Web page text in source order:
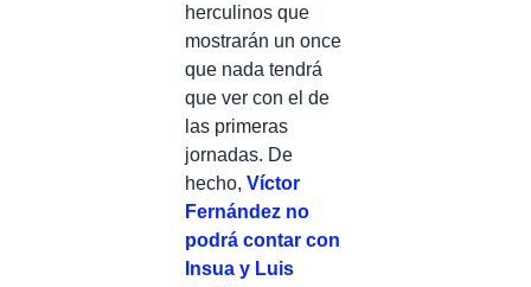
herculinos que
mostrarán un once
que nada tendrá
que ver con el de
las primeras
jornadas. De
hecho, Víctor
Fernández no
podrá contar con
Insua y Luis